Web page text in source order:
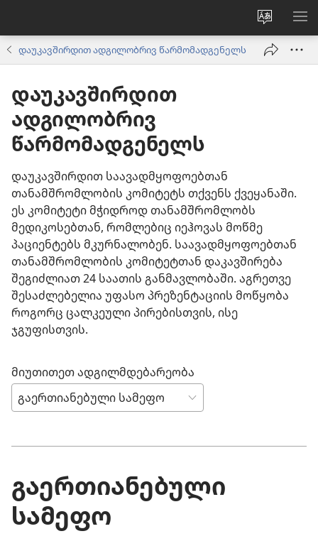
ენის
შეცვლა
დაუკავშირდით ადგილობრივ წარმომადგენელს
დაუკავშირდით
ადგილობრივ
წარმომადგენელს
დაუკავშირდით საავადმყოფოებთან
თანამშრომლობის კომიტეტს თქვენს ქვეყანაში.
ეს კომიტეტი მჭიდროდ თანამშრომლობს
მედიკოსებთან, რომლებიც იეჰოვას მოწმე
პაციენტებს მკურნალობენ. საავადმყოფოებთან
თანამშრომლობის კომიტეტთან დაკავშირება
შეგიძლიათ 24 საათის განმავლობაში. აგრეთვე
შესაძლებელია უფასო პრეზენტაციის მოწყობა
როგორც ცალკეული პირებისთვის, ისე
ჯგუფისთვის.
მიუთითეთ ადგილმდებარეობა
გაერთიანებული
სამეფო